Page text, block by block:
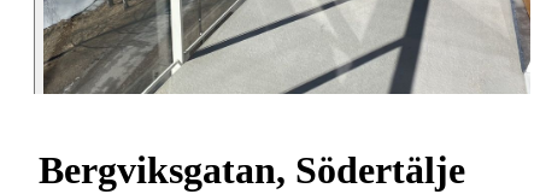
Bergviksgatan, Södertälje